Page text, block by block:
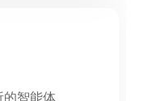
的智能体